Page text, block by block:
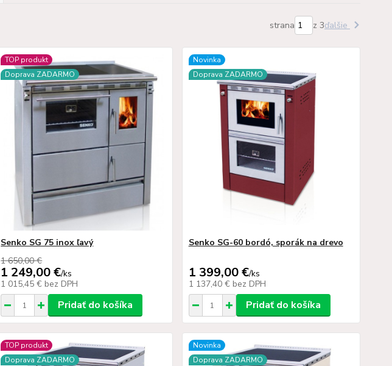
strana z 3ďalšie
TOP produkt
Doprava ZADARMO
Senko SG 75 inox ľavý
1 650,00 €
1 249,00 €/ks
1 015,45 € bez DPH
Pridať do košíka
Novinka
Doprava ZADARMO
Senko SG-60 bordó, sporák na drevo
1 399,00 €/ks
1 137,40 € bez DPH
Pridať do košíka
TOP produkt
Doprava ZADARMO
Novinka
Doprava ZADARMO